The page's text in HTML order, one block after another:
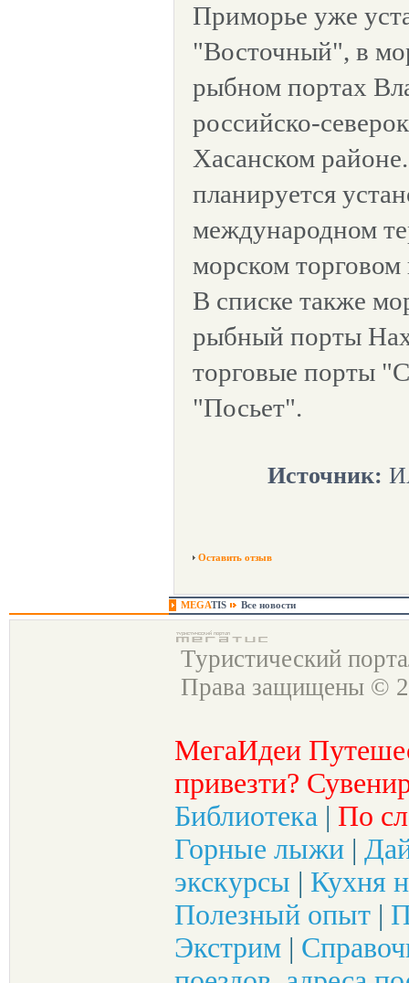
Приморье уже
"Восточный", в
рыбном портах
российско-
Хасанском
планируется
международном
морском
В списке также
рыбный порты
торговые порты
"Посьет".
Источник:
Оставить отзыв
MEGATIS Все новости
Туристический
Права защищены ©
МегаИдеи
привезти?
Библиотека | По
Горные лыжи |
экскурсы | Кухня
Полезный опыт |
Экстрим |